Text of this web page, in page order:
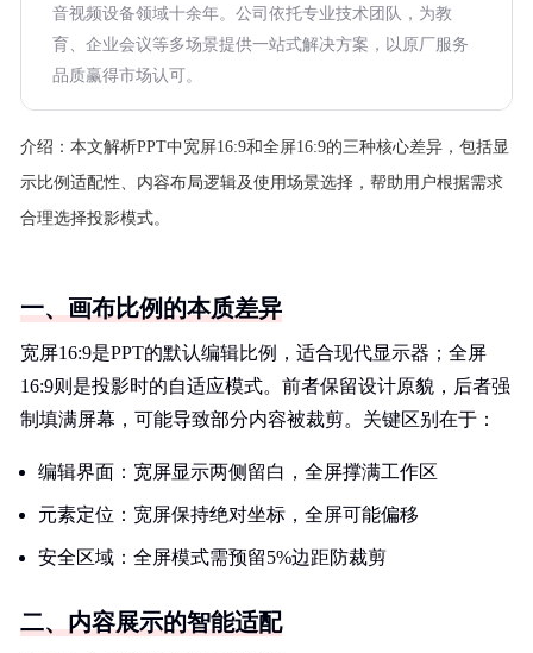
音视频设备领域十余年。公司依托专业技术团队，为教
育、企业会议等多场景提供一站式解决方案，以原厂服务
品质赢得市场认可。
介绍： 本文解析PPT中宽屏16:9和全屏16:9的三种核心差异，包括显
示比例适配性、内容布局逻辑及使用场景选择，帮助用户根据需求
合理选择投影模式。
一、画布比例的本质差异
宽屏16:9是PPT的默认编辑比例，适合现代显示器；全屏
16:9则是投影时的自适应模式。前者保留设计原貌，后者强
制填满屏幕，可能导致部分内容被裁剪。关键区别在于：
编辑界面：宽屏显示两侧留白，全屏撑满工作区
元素定位：宽屏保持绝对坐标，全屏可能偏移
安全区域：全屏模式需预留5%边距防裁剪
二、内容展示的智能适配